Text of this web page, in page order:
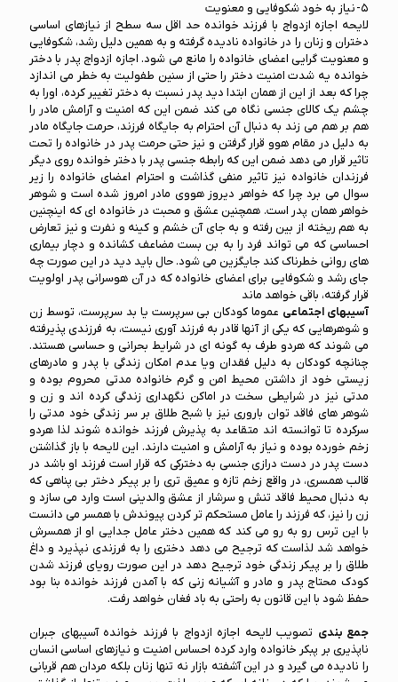
۵- نیاز به خود شکوفایی و معنویت
لایحه اجازه ازدواج با فرزند خوانده حد اقل سه سطح از نیازهای اساسی
دختران و زنان را در خانواده نادیده گرفته و به همین دلیل رشد، شکوفایی
و معنویت گرایی اعضای خانواده را مانع می شود. اجازه ازدواج پدر با دختر
خوانده یه شدت امنیت دختر را حتی از سنین طفولیت به خطر می اندازد
چرا که بعد از این از همان ابتدا دید پدر نسبت به دختر تغییر کرده، اورا به
چشم یک کالای جنسی نگاه می کند ضمن این که امنیت و آرامش مادر را
هم بر هم می زند به دنبال آن احترام به جایگاه فرزند، حرمت جایگاه مادر
به دلیل در مقام هوو قرار گرفتن و نیز حتی حرمت پدر در خانواده را تحت
تاثیر قرار می دهد ضمن این که رابطه جنسی پدر با دختر خوانده روی دیگر
فرزندان خانواده نیز تاثیر منفی گذاشت و احترام اعضای خانواده را زیر
سوال می برد چرا که خواهر دیروز هووی مادر امروز شده است و شوهر
خواهر همان پدر است. همچنین عشق و محبت در خانواده ای که اینچنین
به هم ریخته از بین رفته و به جای آن خشم و کینه و نفرت و نیز تعارض
احساسی که می تواند فرد را به بن بست مضاعف کشانده و دچار بیماری
های روانی خطرناک کند جایگزین می شود. حال باید دید در این صورت چه
جای رشد و شکوفایی برای اعضای خانواده که در آن هوسرانی پدر اولویت
قرار گرفته، باقی خواهد ماند
آسیبهای اجتماعی عموما کودکان بی سرپرست یا بد سرپرست، توسط زن
و شوهرهایی که یکی از آنها قادر به فرزند آوری نیست، به فرزندی پذیرفته
می شوند که هردو طرف به گونه ای در شرایط بحرانی و حساسی هستند.
چنانچه کودکان به دلیل فقدان ویا عدم امکان زندگی با پدر و مادرهای
زیستی خود از داشتن محیط امن و گرم خانواده مدتی محروم بوده و
مدتی نیز در شرایطی سخت در اماکن نگهداری زندگی کرده اند و زن و
شوهر های فاقد توان باروری نیز با شبح طلاق بر سر زندگی خود مدتی را
سرکرده تا توانسته اند متقاعد به پذیرش فرزند خوانده شوند لذا هردو
زخم خورده بوده و نیاز به آرامش و امنیت دارند. این لایحه با باز گذاشتن
دست پدر در دست درازی جنسی به دخترکی که قرار است فرزند او باشد در
قالب همسری، در واقع زخم تازه و عمیق تری را بر پیکر دختر بی پناهی که
به دنبال محیط فاقد تنش و سرشار از عشق والدینی است وارد می سازد و
زن را نیز، که فرزند را عامل مستحکم تر کردن پیوندش با همسر می دانست
با این ترس رو به رو می کند که همین دختر عامل جدایی او از همسرش
خواهد شد لذاست که ترجیح می دهد دختری را به فرزندی نپذیرد و داغ
طلاق را بر پیکر زندگی خود ترجیح دهد در این صورت رویای فرزند شدن
کودک محتاج پدر و مادر و آشیانه زنی که با آمدن فرزند خوانده بنا بود
حفظ شود با این قانون به راحتی به باد فغان خواهد رفت.
جمع بندی تصویب لایحه اجازه ازدواج با فرزند خوانده آسیبهای جبران
ناپذیری بر پبکر خانواده وارد کرده احساس امنیت و نیازهای اساسی انسان
را نادیده می گیرد و در این آشفته بازار نه تنها زنان بلکه مردان هم قربانی